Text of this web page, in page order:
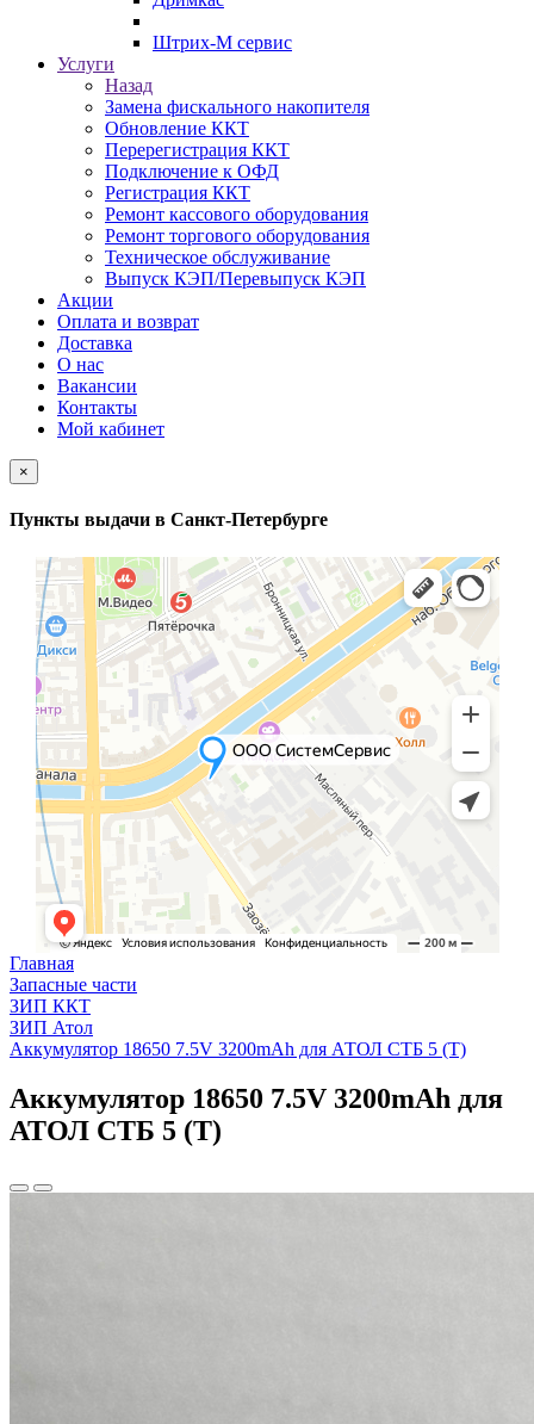
Штрих-М сервис
Услуги
Назад
Замена фискального накопителя
Обновление ККТ
Перерегистрация ККТ
Подключение к ОФД
Регистрация ККТ
Ремонт кассового оборудования
Ремонт торгового оборудования
Техническое обслуживание
Выпуск КЭП/Перевыпуск КЭП
Акции
Оплата и возврат
Доставка
О нас
Вакансии
Контакты
Мой кабинет
×
Пункты выдачи в Санкт-Петербурге
Главная
Запасные части
ЗИП ККТ
ЗИП Атол
Аккумулятор 18650 7.5V 3200mAh для АТОЛ СТБ 5 (T)
Аккумулятор 18650 7.5V 3200mAh для
АТОЛ СТБ 5 (T)